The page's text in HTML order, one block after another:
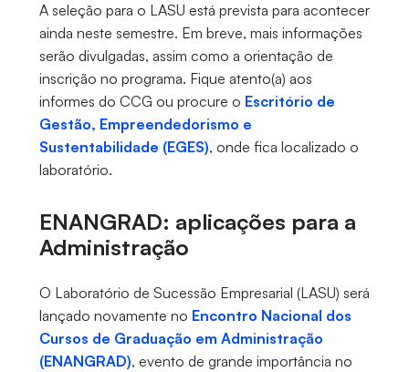
A seleção para o LASU está prevista para acontecer
ainda neste semestre. Em breve, mais informações
serão divulgadas, assim como a orientação de
inscrição no programa. Fique atento(a) aos
informes do CCG ou procure o Escritório de
Gestão, Empreendedorismo e
Sustentabilidade (EGES), onde fica localizado o
laboratório.
ENANGRAD: aplicações para a
Administração
O Laboratório de Sucessão Empresarial (LASU) será
lançado novamente no Encontro Nacional dos
Cursos de Graduação em Administração
(ENANGRAD), evento de grande importância no